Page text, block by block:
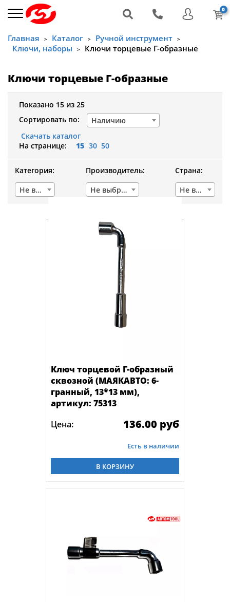
0
Главная > Каталог > Ручной инструмент >
Ключи, наборы > Ключи торцевые Г-образные
Ключи торцевые Г-образные
Показано 15 из 25
Сортировать по:
Наличию
Скачать каталог
На странице:
15 30 50
Категория:
Не выбрано
Производитель:
Не выбрано
Страна:
Не выбрано
Ключ торцевой Г-образный
сквозной (МАЯКАВТО: 6-
гранный, 13*13 мм),
артикул: 75313
Цена:
136.00 руб
Есть в наличии
В КОРЗИНУ